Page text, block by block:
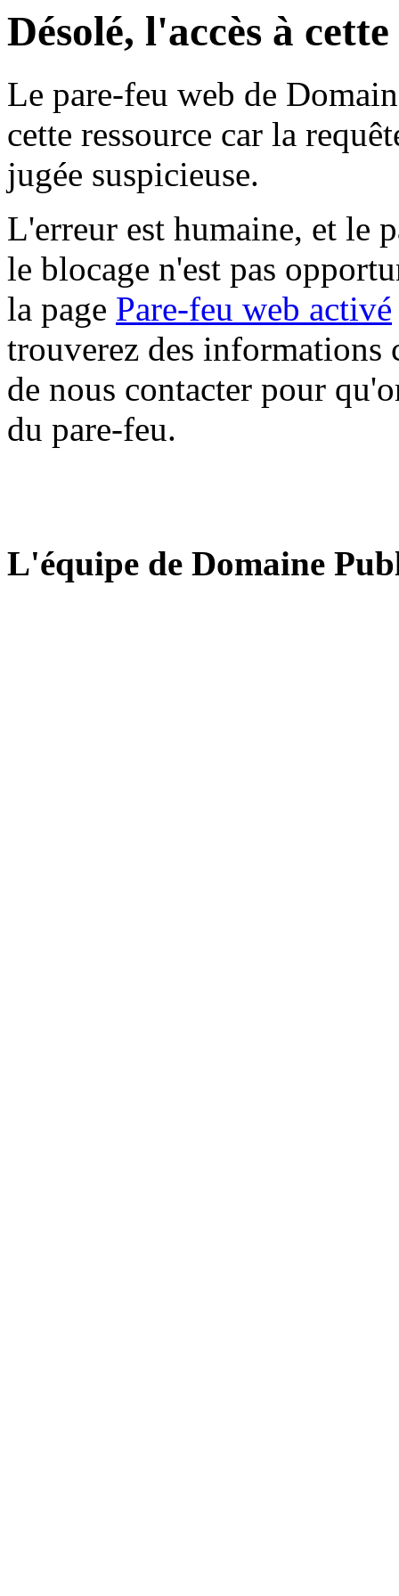
Désolé, l'accès à
Le pare-feu web de
cette ressource car la
jugée suspicieuse.
L'erreur est humaine, et le
le blocage n'est pas
la page Pare-feu web activé
trouverez des informations
de nous contacter pour
du pare-feu.
L'équipe de Domaine